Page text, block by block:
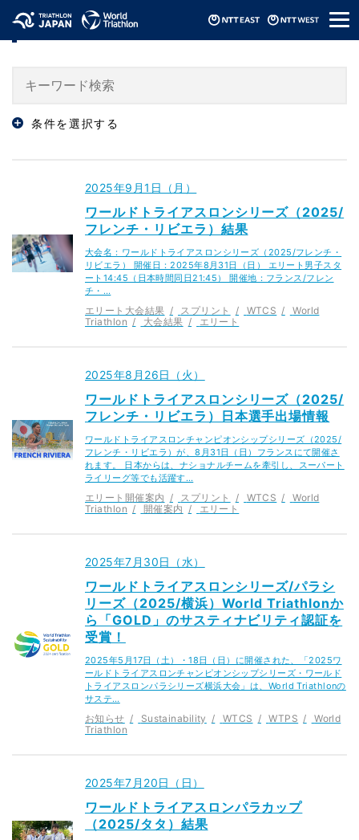
メ
ニ
「World Triathlon」のニュース
条件を選択する
2025年9月1日（月）
ワールドトライアスロンシリーズ（2025/
フレンチ・リビエラ）結果
大会名：ワールドトライアスロンシリーズ（2025/フレンチ・
リビエラ） 開催日：2025年8月31日（日） エリート男子スタ
ート14:45（日本時間同日21:45） 開催地：フランス/フレン
チ・…
エリート大会結果 スプリント WTCS
World
Triathlon
大会結果 エリート
2025年8月26日（火）
ワールドトライアスロンシリーズ（2025/
フレンチ・リビエラ）日本選手出場情報
ワールドトライアスロンチャンピオンシップシリーズ（2025/
フレンチ・リビエラ）が、8月31日（日）フランスにて開催さ
れます。 日本からは、ナショナルチームを牽引し、スーパート
ライリーグ等でも活躍す…
エリート開催案内 スプリント WTCS
World
Triathlon
開催案内 エリート
2025年7月30日（水）
ワールドトライアスロンシリーズ/パラシ
リーズ（2025/横浜）World Triathlonか
ら「GOLD」のサスティナビリティ認証を
受賞！
2025年5月17日（土）・18日（日）に開催された、「2025ワ
ールドトライアスロンチャンピオンシップシリーズ・ワールド
トライアスロンパラシリーズ横浜大会」は、World Triathlonの
サステ…
お知らせ Sustainability WTCS WTPS
World
Triathlon
2025年7月20日（日）
ワールドトライアスロンパラカップ
（2025/タタ）結果